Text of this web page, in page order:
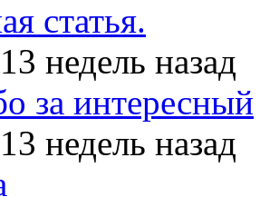
статья.
недель назад
за интересный
недель назад